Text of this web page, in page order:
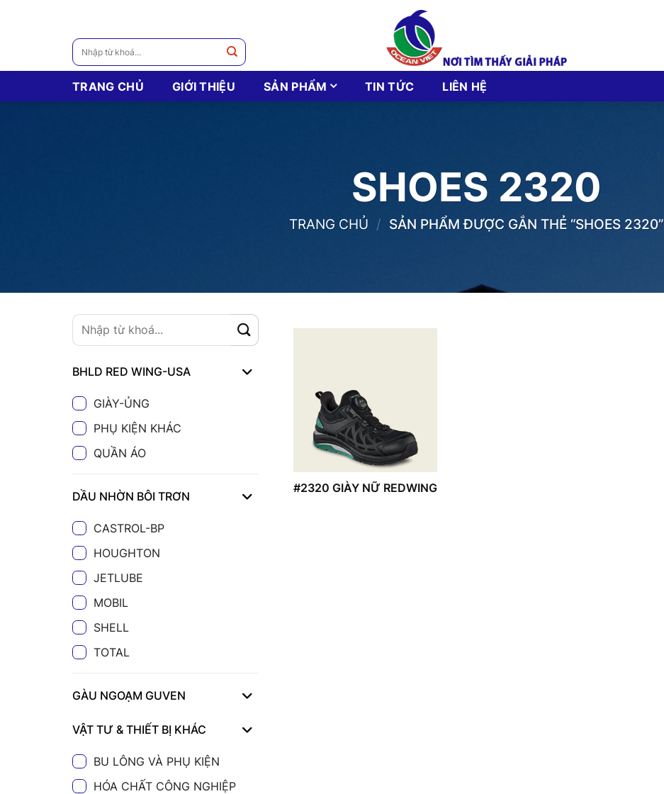
Tìm
kiếm:
TRANG CHỦ GIỚI THIỆU SẢN PHẨM TIN TỨC LIÊN HỆ
SHOES 2320
TRANG CHỦ / SẢN PHẨM ĐƯỢC GẮN THẺ “SHOES 2320”
BHLD RED WING-USA
GIÀY-ỦNG
PHỤ KIỆN KHÁC
QUẦN ÁO
DẦU NHỜN BÔI TRƠN
CASTROL-BP
HOUGHTON
JETLUBE
MOBIL
SHELL
TOTAL
GÀU NGOẠM GUVEN
VẬT TƯ & THIẾT BỊ KHÁC
BU LÔNG VÀ PHỤ KIỆN
HÓA CHẤT CÔNG NGHIỆP
#2320 GIÀY NỮ REDWING